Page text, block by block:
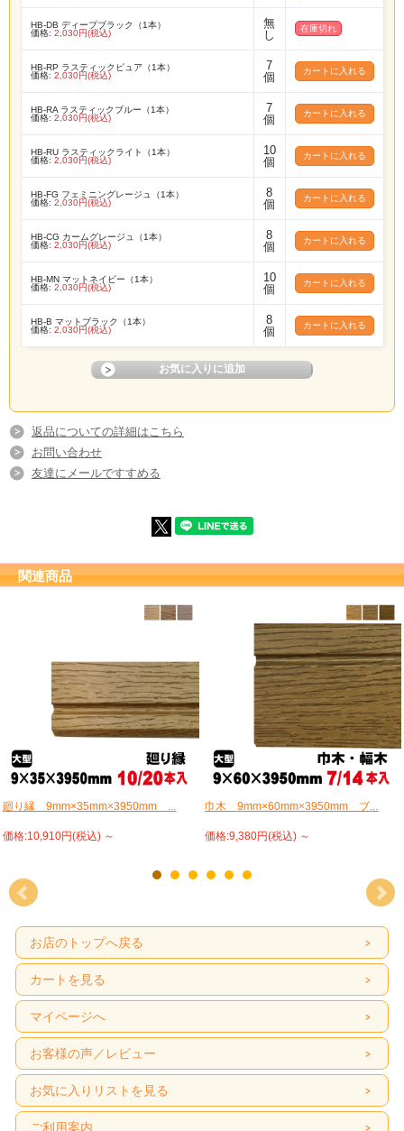
HB-DB ディープブラック（1本）
価格: 2,030円(税込)
無
し
在庫切れ
HB-RP ラスティックピュア（1本）
価格: 2,030円(税込)
7
個
HB-RA ラスティックブルー（1本）
価格: 2,030円(税込)
7
個
HB-RU ラスティックライト（1本）
価格: 2,030円(税込)
10
個
HB-FG フェミニングレージュ（1本）
価格: 2,030円(税込)
8
個
HB-CG カームグレージュ（1本）
価格: 2,030円(税込)
8
個
HB-MN マットネイビー（1本）
価格: 2,030円(税込)
10
個
HB-B マットブラック（1本）
価格: 2,030円(税込)
8
個
返品についての詳細はこちら
お問い合わせ
友達にメールですすめる
関連商品
廻り縁 9mm×35mm×3950mm ...
価格:10,910円(税込) ～
巾木 9mm×60mm×3950mm ブ...
価格:9,380円(税込) ～
お店のトップへ戻る
カートを見る
マイページへ
お客様の声／レビュー
お気に入りリストを見る
ご利用案内